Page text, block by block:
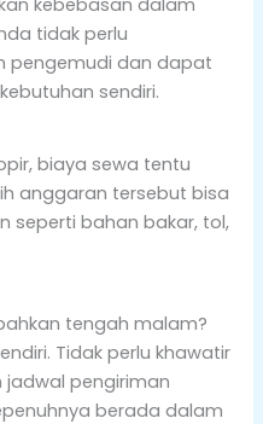
kebebasan dalam
tidak perlu
pengemudi dan dapat
sendiri.
biaya sewa tentu
anggaran tersebut bisa
seperti bahan bakar, tol,
tengah malam?
Tidak perlu khawatir
pengiriman
berada dalam